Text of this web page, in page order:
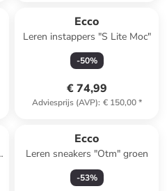
Ecco
Leren instappers "S Lite Moc"
-50%
€ 74,99
Adviesprijs (AVP): € 150,00*
Ecco
Leren sneakers "Otm" groen
-53%